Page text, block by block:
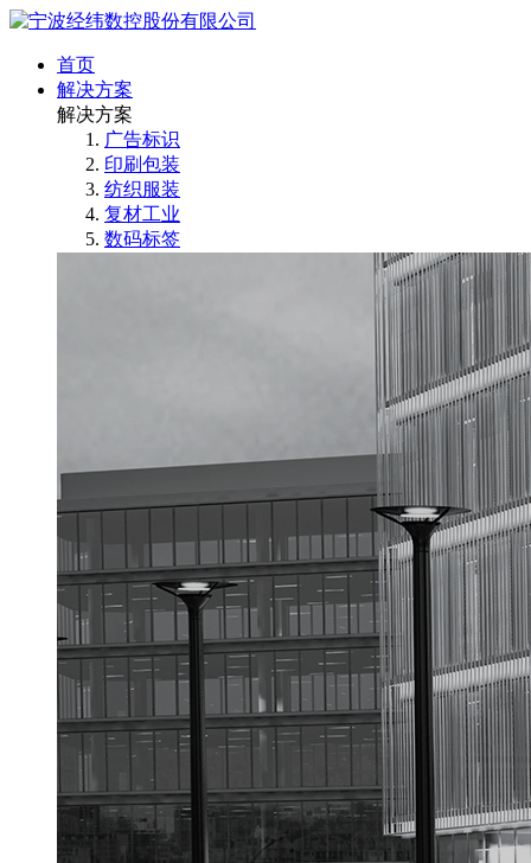
首页
解决方案
解决方案
广告标识
印刷包装
纺织服装
复材工业
数码标签